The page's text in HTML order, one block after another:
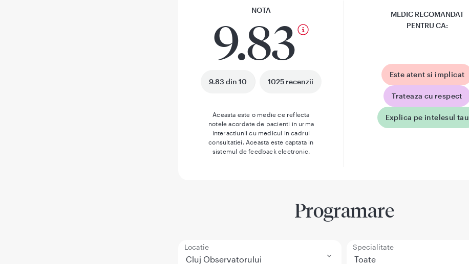
NOTA
9.83
9.83 din 10 1025 recenzii
Aceasta este o medie ce reflecta
notele acordate de pacienti in urma
interactiunii cu medicul in cadrul
consultatiei. Aceasta este captata in
sistemul de feedback electronic.
MEDIC RECOMANDAT
PENTRU CA:
Este atent si implicat
Trateaza cu respect
Explica pe intelesul tau
Programare
Locatie Specialitate